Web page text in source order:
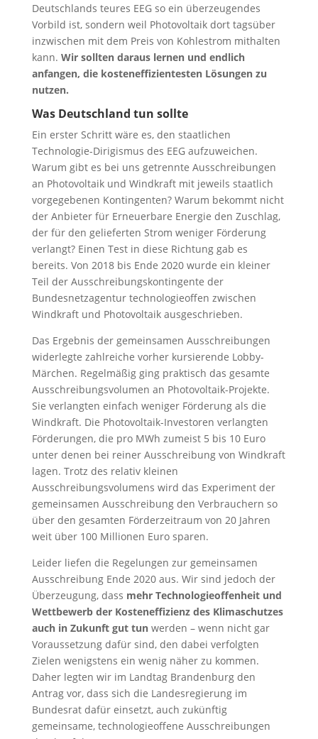
Deutschlands teures EEG so ein überzeugendes
Vorbild ist, sondern weil Photovoltaik dort tagsüber
inzwischen mit dem Preis von Kohlestrom mithalten
kann. Wir sollten daraus lernen und endlich
anfangen, die kosteneffizientesten Lösungen zu
nutzen.
Was Deutschland tun sollte
Ein erster Schritt wäre es, den staatlichen
Technologie-Dirigismus des EEG aufzuweichen.
Warum gibt es bei uns getrennte Ausschreibungen
an Photovoltaik und Windkraft mit jeweils staatlich
vorgegebenen Kontingenten? Warum bekommt nicht
der Anbieter für Erneuerbare Energie den Zuschlag,
der für den gelieferten Strom weniger Förderung
verlangt? Einen Test in diese Richtung gab es
bereits. Von 2018 bis Ende 2020 wurde ein kleiner
Teil der Ausschreibungskontingente der
Bundesnetzagentur technologieoffen zwischen
Windkraft und Photovoltaik ausgeschrieben.
Das Ergebnis der gemeinsamen Ausschreibungen
widerlegte zahlreiche vorher kursierende Lobby-
Märchen. Regelmäßig ging praktisch das gesamte
Ausschreibungsvolumen an Photovoltaik-Projekte.
Sie verlangten einfach weniger Förderung als die
Windkraft. Die Photovoltaik-Investoren verlangten
Förderungen, die pro MWh zumeist 5 bis 10 Euro
unter denen bei reiner Ausschreibung von Windkraft
lagen. Trotz des relativ kleinen
Ausschreibungsvolumens wird das Experiment der
gemeinsamen Ausschreibung den Verbrauchern so
über den gesamten Förderzeitraum von 20 Jahren
weit über 100 Millionen Euro sparen.
Leider liefen die Regelungen zur gemeinsamen
Ausschreibung Ende 2020 aus. Wir sind jedoch der
Überzeugung, dass mehr Technologieoffenheit und
Wettbewerb der Kosteneffizienz des Klimaschutzes
auch in Zukunft gut tunwerden – wenn nicht gar
Voraussetzung dafür sind, den dabei verfolgten
Zielen wenigstens ein wenig näher zu kommen.
Daher legten wir im Landtag Brandenburg den
Antrag vor, dass sich die Landesregierung im
Bundesrat dafür einsetzt, auch zukünftig
gemeinsame, technologieoffene Ausschreibungen